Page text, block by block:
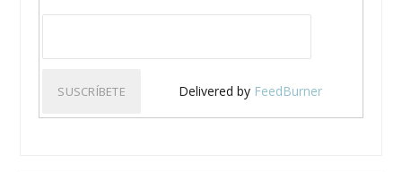
Delivered by FeedBurner